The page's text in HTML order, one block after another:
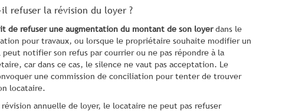
refuser la révision du loyer ?
de refuser une augmentation du montant de son loyerdans le
pour travaux, ou lorsque le propriétaire souhaite modifier un
peut notifier son refus par courrier ou ne pas répondre à la
car dans ce cas, le silence ne vaut pas acceptation. Le
une commission de conciliation pour tenter de trouver
locataire.
révision annuelle de loyer, le locataire ne peut pas refuser